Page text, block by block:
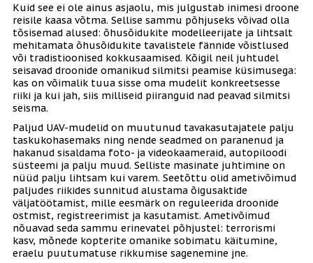
Kuid see ei ole ainus asjaolu, mis julgustab inimesi droone
reisile kaasa võtma. Sellise sammu põhjuseks võivad olla
tõsisemad alused: õhusõidukite modelleerijate ja lihtsalt
mehitamata õhusõidukite tavalistele fännide võistlused
või tradistioonised kokkusaamised. Kõigil neil juhtudel
seisavad droonide omanikud silmitsi peamise küsimusega:
kas on võimalik tuua sisse oma mudelit konkreetsesse
riiki ja kui jah, siis milliseid piiranguid nad peavad silmitsi
seisma.
Paljud UAV-mudelid on muutunud tavakasutajatele palju
taskukohasemaks ning nende seadmed on paranenud ja
hakanud sisaldama foto- ja videokaameraid, autopiloodi
süsteemi ja palju muud. Selliste masinate juhtimine on
nüüd palju lihtsam kui varem. Seetõttu olid ametivõimud
paljudes riikides sunnitud alustama õigusaktide
väljatöötamist, mille eesmärk on reguleerida droonide
ostmist, registreerimist ja kasutamist. Ametivõimud
nõuavad seda sammu erinevatel põhjustel: terrorismi
kasv, mõnede kopterite omanike sobimatu käitumine,
eraelu puutumatuse rikkumise sagenemine jne.